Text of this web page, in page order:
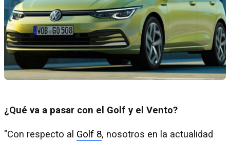
¿Qué va a pasar con el Golf y el Vento?
"Con respecto al Golf 8, nosotros en la actualidad